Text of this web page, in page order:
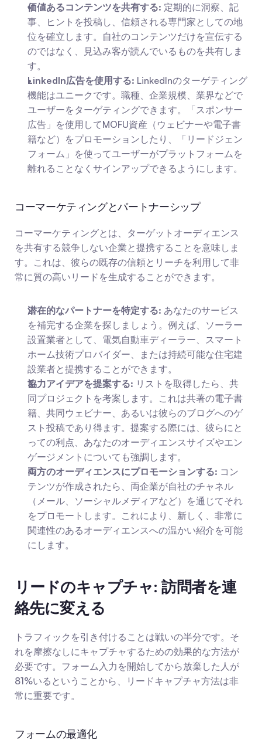
価値あるコンテンツを共有する: 定期的に洞察、記
事、ヒントを投稿し、信頼される専門家としての地
位を確立します。自社のコンテンツだけを宣伝する
のではなく、見込み客が読んでいるものを共有しま
す。
LinkedIn広告を使用する: LinkedInのターゲティング
機能はユニークです。職種、企業規模、業界などで
ユーザーをターゲティングできます。「スポンサー
広告」を使用してMOFU資産（ウェビナーや電子書
籍など）をプロモーションしたり、「リードジェン
フォーム」を使ってユーザーがプラットフォームを
離れることなくサインアップできるようにします。
コーマーケティングとパートナーシップ
コーマーケティングとは、ターゲットオーディエンス
を共有する競争しない企業と提携することを意味しま
す。これは、彼らの既存の信頼とリーチを利用して非
常に質の高いリードを生成することができます。
潜在的なパートナーを特定する: あなたのサービス
を補完する企業を探しましょう。例えば、ソーラー
設置業者として、電気自動車ディーラー、スマート
ホーム技術プロバイダー、または持続可能な住宅建
設業者と提携することができます。
協力アイデアを提案する: リストを取得したら、共
同プロジェクトを考案します。これは共著の電子書
籍、共同ウェビナー、あるいは彼らのブログへのゲ
スト投稿であり得ます。提案する際には、彼らにと
っての利点、あなたのオーディエンスサイズやエン
ゲージメントについても強調します。
両方のオーディエンスにプロモーションする: コン
テンツが作成されたら、両企業が自社のチャネル
（メール、ソーシャルメディアなど）を通じてそれ
をプロモートします。これにより、新しく、非常に
関連性のあるオーディエンスへの温かい紹介を可能
にします。
リードのキャプチャ: 訪問者を連
絡先に変える
トラフィックを引き付けることは戦いの半分です。そ
れを摩擦なしにキャプチャするための効果的な方法が
必要です。フォーム入力を開始してから放棄した人が
81%いるということから、リードキャプチャ方法は非
常に重要です。
フォームの最適化